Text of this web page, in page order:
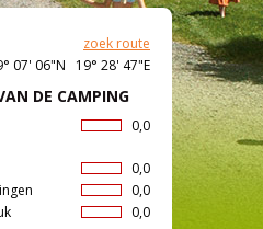
zoek route
07' 06"N 19° 28' 47"E
DE CAMPING
0,0
0,0
0,0
0,0